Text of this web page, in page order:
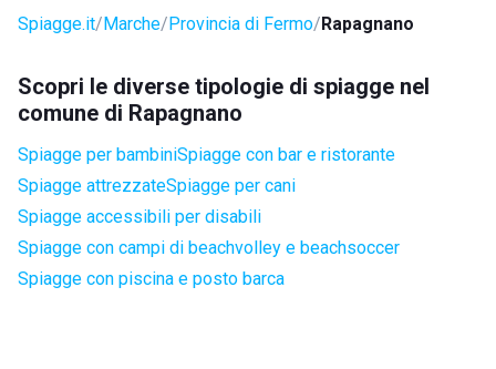
Spiagge.it Marche Provincia di Fermo Rapagnano
Scopri le diverse tipologie di spiagge nel
comune di Rapagnano
Spiagge per bambiniSpiagge con bar e ristorante
Spiagge attrezzateSpiagge per cani
Spiagge accessibili per disabili
Spiagge con campi di beachvolley e beachsoccer
Spiagge con piscina e posto barca